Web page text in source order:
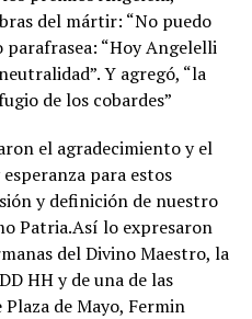
del mártir: “No puedo
“Hoy Angelelli
Y agregó, “la
de los cobardes”
el agradecimiento y el
para estos
y definición de nuestro
Patria.Así lo expresaron
del Divino Maestro, la
HH y de una de las
de Mayo, Fermin